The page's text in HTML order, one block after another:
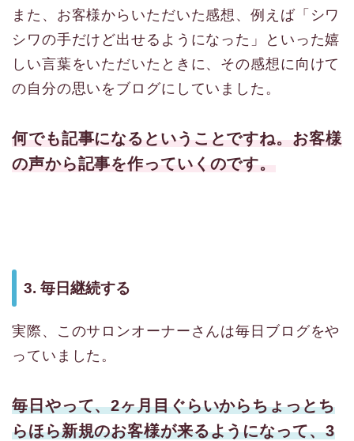
また、お客様からいただいた感想、例えば「シワ
シワの手だけど出せるようになった」といった嬉
しい言葉をいただいたときに、その感想に向けて
の自分の思いをブログにしていました。
何でも記事になるということですね。お客様
の声から記事を作っていくのです。
3. 毎日継続する
実際、このサロンオーナーさんは毎日ブログをや
っていました。
毎日やって、2ヶ月目ぐらいからちょっとち
らほら新規のお客様が来るようになって、3